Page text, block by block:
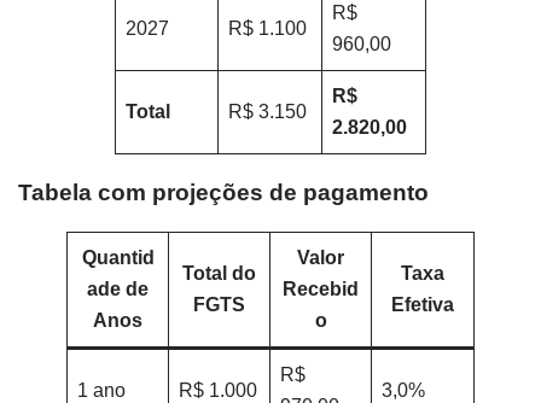
2027 R$ 1.100
R$
960,00
Total R$ 3.150
R$
2.820,00
Tabela com projeções de pagamento
Quantid
ade de
Anos
Total do
FGTS
Valor
Recebid
o
Taxa
Efetiva
1 ano R$ 1.000
R$
3,0%